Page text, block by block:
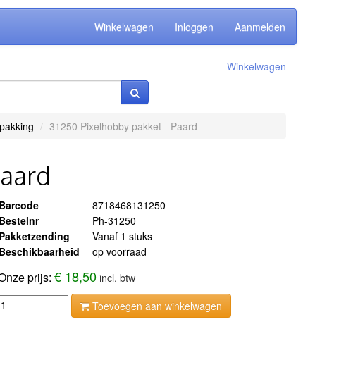
Winkelwagen Inloggen Aanmelden
Winkelwagen
31250 Pixelhobby pakket - Paard
Barcode
8718468131250
Bestelnr
Ph-31250
Pakketzending
Vanaf 1 stuks
Beschikbaarheid
op voorraad
prijs:€ 18,50 incl. btw
Toevoegen aan winkelwagen